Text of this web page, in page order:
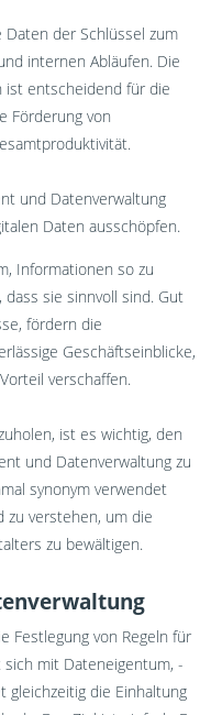
der Schlüssel zum
internen Abläufen. Die
ist entscheidend für die
Förderung von
und Datenverwaltung
Daten ausschöpfen.
Informationen so zu
sie sinnvoll sind. Gut
fördern die
Geschäftseinblicke,
verschaffen.
ist es wichtig, den
und Datenverwaltung zu
synonym verwendet
zu verstehen, um die
zu bewältigen.
Festlegung von Regeln für
mit Dateneigentum, -
gleichzeitig die Einhaltung